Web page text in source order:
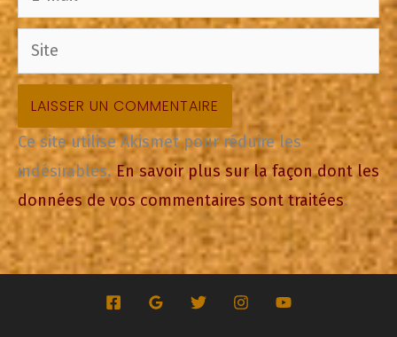
mail*
Site
Ce site utilise Akismet pour réduire les
indésirables. En savoir plus sur la façon dont les
données de vos commentaires sont traitées.